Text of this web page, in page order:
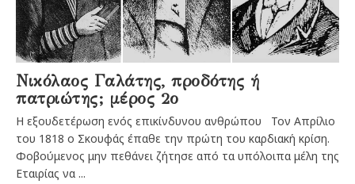
Νικόλαος Γαλάτης, προδότης ή
πατριώτης; μέρος 2ο
Η εξουδετέρωση ενός επικίνδυνου ανθρώπου Τον Απρίλιο
του 1818 ο Σκουφάς έπαθε την πρώτη του καρδιακή κρίση.
Φοβούμενος μην πεθάνει ζήτησε από τα υπόλοιπα μέλη της
Εταιρίας να ...